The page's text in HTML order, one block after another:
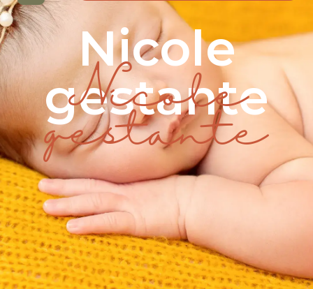
Nicole
gestante
Nicole
gestante